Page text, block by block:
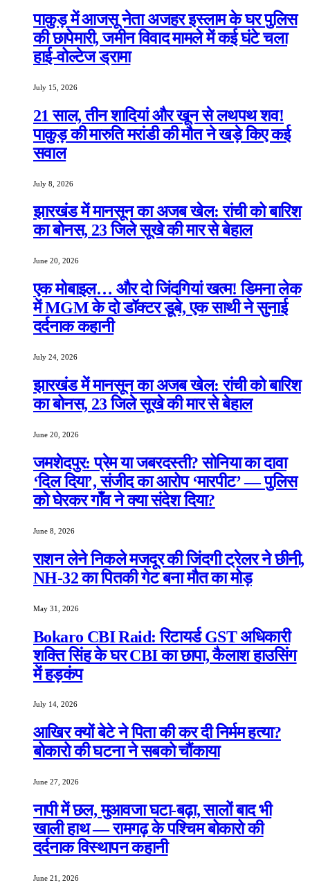
पाकुड़ में आजसू नेता अजहर इस्लाम के घर पुलिस
की छापेमारी, जमीन विवाद मामले में कई घंटे चला
हाई-वोल्टेज ड्रामा
July 15, 2026
21 साल, तीन शादियां और खून से लथपथ शव!
पाकुड़ की मारुति मरांडी की मौत ने खड़े किए कई
सवाल
July 8, 2026
झारखंड में मानसून का अजब खेल: रांची को बारिश
का बोनस, 23 जिले सूखे की मार से बेहाल
June 20, 2026
एक मोबाइल… और दो जिंदगियां खत्म! डिमना लेक
में MGM के दो डॉक्टर डूबे, एक साथी ने सुनाई
दर्दनाक कहानी
July 24, 2026
झारखंड में मानसून का अजब खेल: रांची को बारिश
का बोनस, 23 जिले सूखे की मार से बेहाल
June 20, 2026
जमशेदपुर: प्रेम या जबरदस्ती? सोनिया का दावा
‘दिल दिया’, संजीद का आरोप ‘मारपीट’ — पुलिस
को घेरकर गाँव ने क्या संदेश दिया?
June 8, 2026
राशन लेने निकले मजदूर की जिंदगी ट्रेलर ने छीनी,
NH-32 का पितकी गेट बना मौत का मोड़
May 31, 2026
Bokaro CBI Raid: रिटायर्ड GST अधिकारी
शक्ति सिंह के घर CBI का छापा, कैलाश हाउसिंग
में हड़कंप
July 14, 2026
आखिर क्यों बेटे ने पिता की कर दी निर्मम हत्या?
बोकारो की घटना ने सबको चौंकाया
June 27, 2026
नापी में छल, मुआवजा घटा-बढ़ा, सालों बाद भी
खाली हाथ — रामगढ़ के पश्चिम बोकारो की
दर्दनाक विस्थापन कहानी
June 21, 2026